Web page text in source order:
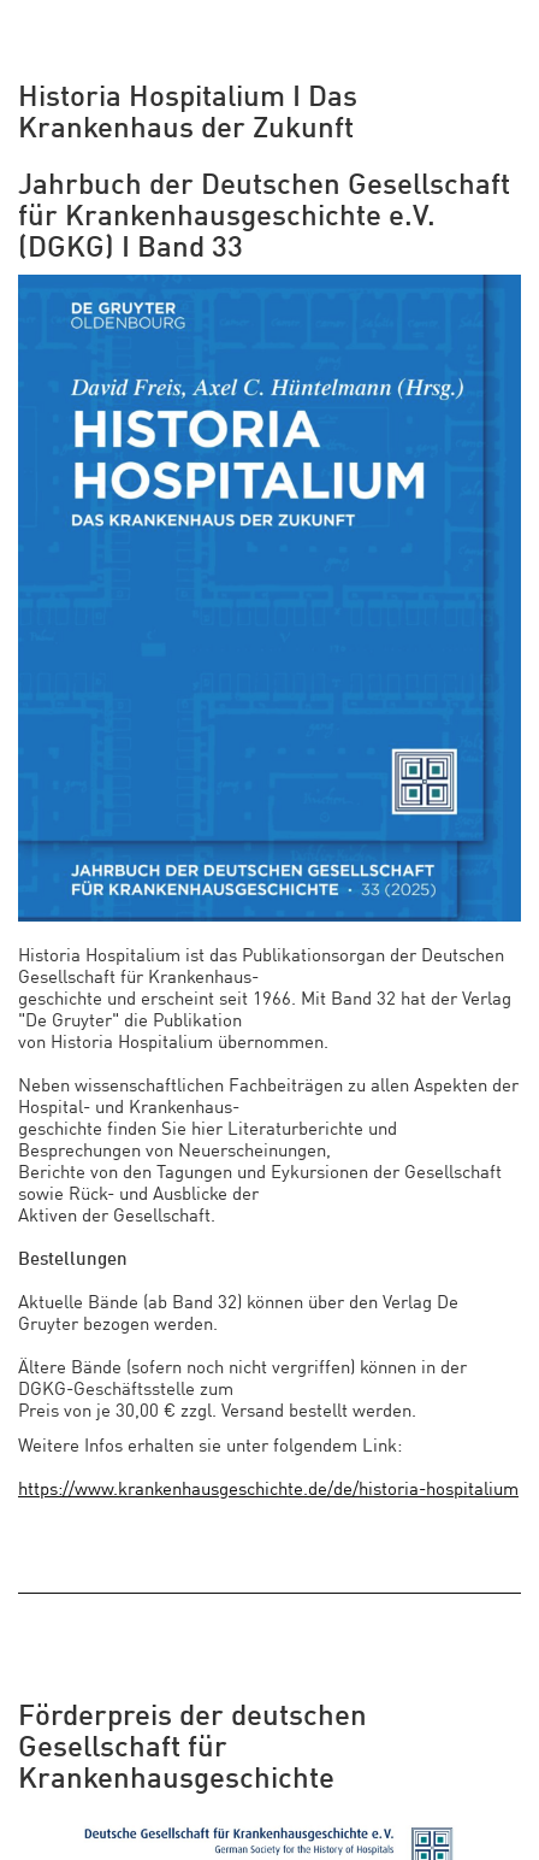
Historia Hospitalium I Das
Krankenhaus der Zukunft
Jahrbuch der Deutschen Gesellschaft
für Krankenhausgeschichte e.V.
(DGKG) I Band 33
Historia Hospitalium ist das Publikationsorgan der Deutschen
Gesellschaft für Krankenhaus-
geschichte und erscheint seit 1966. Mit Band 32 hat der Verlag
"De Gruyter" die Publikation
von Historia Hospitalium übernommen.
Neben wissenschaftlichen Fachbeiträgen zu allen Aspekten der
Hospital- und Krankenhaus-
geschichte finden Sie hier Literaturberichte und
Besprechungen von Neuerscheinungen,
Berichte von den Tagungen und Eykursionen der Gesellschaft
sowie Rück- und Ausblicke der
Aktiven der Gesellschaft.
Bestellungen
Aktuelle Bände (ab Band 32) können über den Verlag De
Gruyter bezogen werden.
Ältere Bände (sofern noch nicht vergriffen) können in der
DGKG-Geschäftsstelle zum
Preis von je 30,00 € zzgl. Versand bestellt werden.
Weitere Infos erhalten sie unter folgendem Link:
https://www.krankenhausgeschichte.de/de/historia-hospitalium
Förderpreis der deutschen
Gesellschaft für
Krankenhausgeschichte